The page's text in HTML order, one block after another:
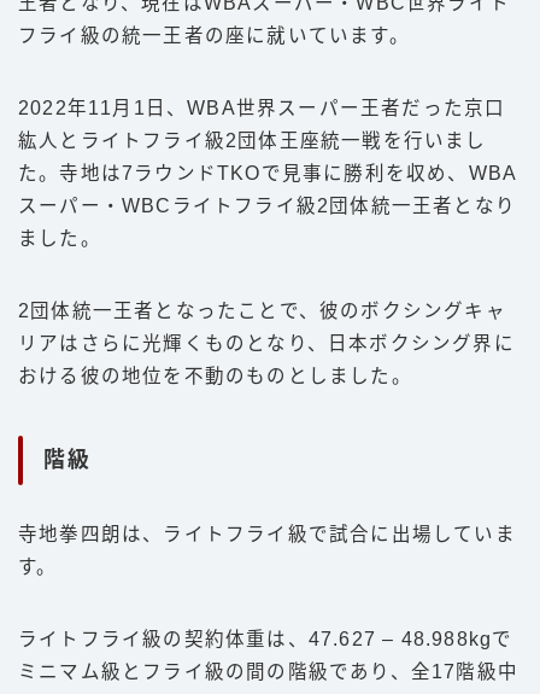
フライ級の統一王者の座に就いています。
2022年11月1日、WBA世界スーパー王者だった京口
紘人とライトフライ級2団体王座統一戦を行いまし
た。寺地は7ラウンドTKOで見事に勝利を収め、WBA
スーパー・WBCライトフライ級2団体統一王者となり
ました。
2団体統一王者となったことで、彼のボクシングキャ
リアはさらに光輝くものとなり、日本ボクシング界に
おける彼の地位を不動のものとしました。
階級
寺地拳四朗は、ライトフライ級で試合に出場していま
す。
ライトフライ級の契約体重は、47.627 – 48.988kgで
ミニマム級とフライ級の間の階級であり、全17階級中